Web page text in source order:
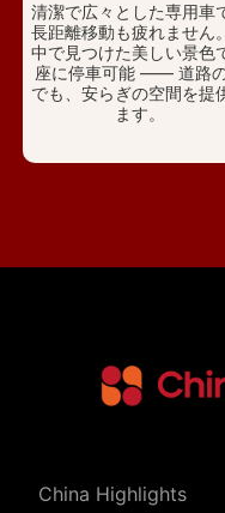
清潔で広々とした専用車
長距離移動も疲れません
中で見つけた美しい景色
座に停車可能 —— 道路
でも、安らぎの空間を提
ます。
China Highlights